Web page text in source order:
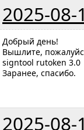
2025-08-
Добрый день!
Вышлите,
signtool rutoken 3.0
Заранее, спасибо.
2025-08-